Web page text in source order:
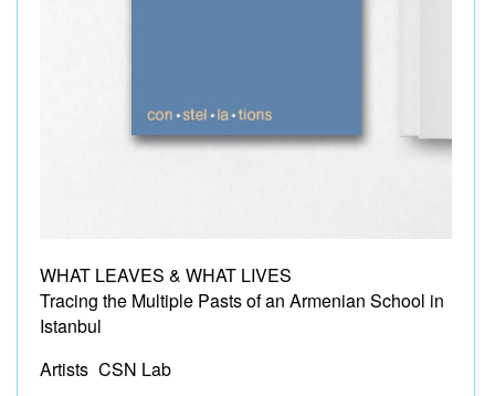
WHAT LEAVES & WHAT LIVES
Tracing the Multiple Pasts of an Armenian School in
Istanbul
Artists CSN Lab